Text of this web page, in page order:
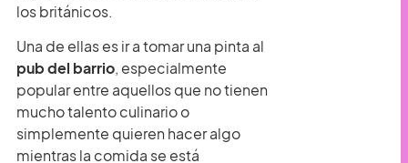
los británicos.
Una de ellas es ir a tomar una pinta al
pub del barrio, especialmente
popular entre aquellos que no tienen
mucho talento culinario o
simplemente quieren hacer algo
mientras la comida se está